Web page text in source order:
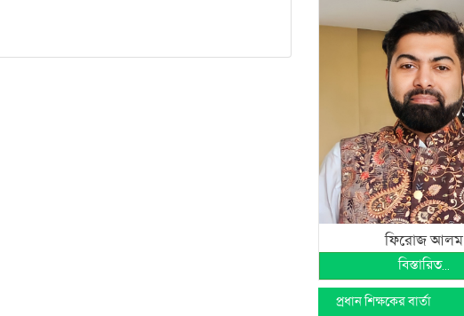
ফিরোজ আলম
বিস্তারিত...
প্রধান শিক্ষকের বার্তা